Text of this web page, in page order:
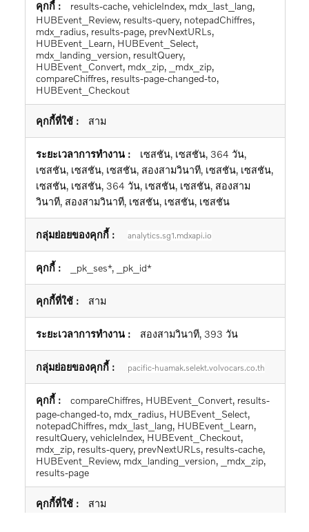
results-cache, vehicleIndex, mdx_last_lang,
HUBEvent_Review, results-query, notepadChiffres,
mdx_radius, results-page, prevNextURLs,
HUBEvent_Learn, HUBEvent_Select,
mdx_landing_version, resultQuery,
HUBEvent_Convert, mdx_zip, _mdx_zip,
compareChiffres, results-page-changed-to,
HUBEvent_Checkout
สาม
เซสชัน, เซสชัน, 364 วัน,
เซสชัน, เซสชัน, เซสชัน, สองสามวินาที, เซสชัน, เซสชัน,
เซสชัน, เซสชัน, 364 วัน, เซสชัน, เซสชัน, สองสาม
วินาที, สองสามวินาที, เซสชัน, เซสชัน, เซสชัน
analytics.sg1.mdxapi.io
_pk_ses*, _pk_id*
สาม
สองสามวินาที, 393 วัน
pacific-huamak.selekt.volvocars.co.th
compareChiffres, HUBEvent_Convert, results-
page-changed-to, mdx_radius, HUBEvent_Select,
notepadChiffres, mdx_last_lang, HUBEvent_Learn,
resultQuery, vehicleIndex, HUBEvent_Checkout,
mdx_zip, results-query, prevNextURLs, results-cache,
HUBEvent_Review, mdx_landing_version, _mdx_zip,
results-page
สาม